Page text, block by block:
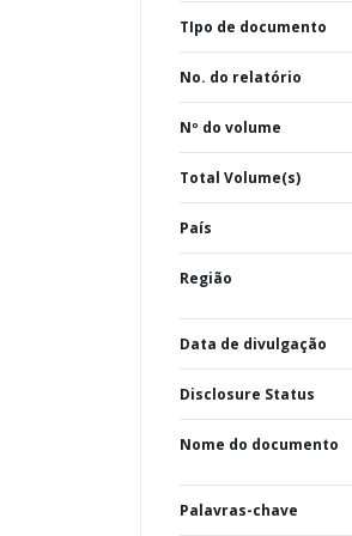
TIpo de documento
No. do relatório
Nº do volume
Total Volume(s)
País
Região
Data de divulgação
Disclosure Status
Nome do documento
Palavras-chave